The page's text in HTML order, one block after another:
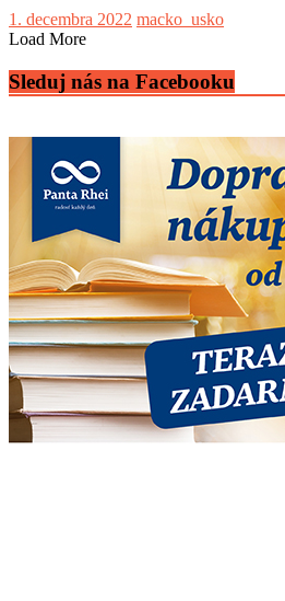
1. decembra 2022 macko_usko
Load More
Sleduj nás na Facebooku